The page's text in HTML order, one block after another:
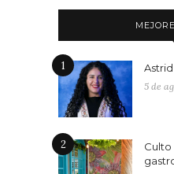
1
5 de
2
Culto